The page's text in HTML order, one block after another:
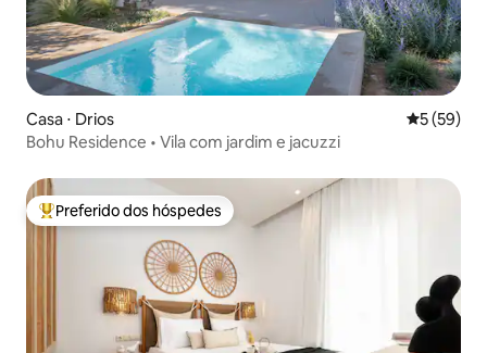
Casa ⋅ Drios 5 de uma
5 (59)
Bohu Residence • Vila com jardim e jacuzzi
Entre os melhores preferidos dos hóspedes
Preferido dos hóspedes